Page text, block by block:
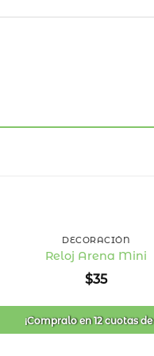
DECORACIÓN
Reloj Arena Mini
$35
¡Compralo en12 cuotasde